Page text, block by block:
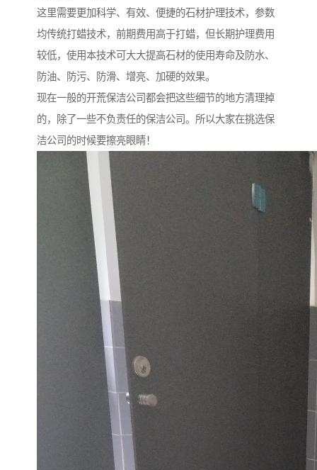
这里需要更加科学、有效、便捷的石材护理技术，参数
均传统打蜡技术，前期费用高于打蜡，但长期护理费用
较低，使用本技术可大大提高石材的使用寿命及防水、
防油、防污、防滑、增亮、加硬的效果。
现在一般的开荒保洁公司都会把这些细节的地方清理掉
的，除了一些不负责任的保洁公司。所以大家在挑选保
洁公司的时候要擦亮眼睛！